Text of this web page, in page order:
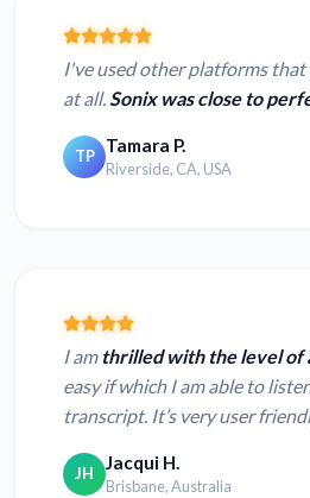
I've used other platforms
at all.Sonix was close to
TP Tamara P.
Riverside, CA, USA
I am thrilled with the level of
easy if which I am able to
transcript. It’s very user
JH Jacqui H.
Brisbane, Australia